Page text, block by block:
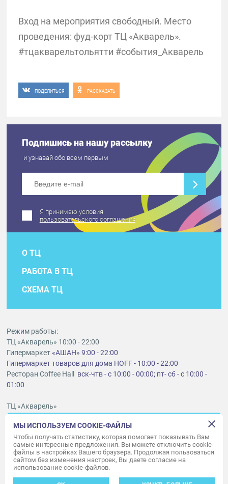
Вход на мероприятия свободный. Место
проведения: фуд-корт ТЦ «Акварель».
#тцакварельтольятти #события_Акварель
ПОДЕЛИТЬСЯ РАССКАЗАТЬ
Подпишись на нашу рассылку
и узнавай обо всем первым
Я принимаю условия
пользовательского соглашения
О ТЦ
РАБОТА В ТЦ
СХЕМА ТЦ
Режим работы:
ТЦ «Акварель» 10:00 - 22:00
Гипермаркет«АШАН» 9:00 - 22:00
Гипермаркет товаров для дома HOFF - 10:00 - 22:00
Ресторан Coffee Hall вск-чтв - с 10:00 - 00:00; пт- сб - с 10:00 -
01:00
ТЦ «Акварель»
lt@aquarelle-centre.ru
ООО «Акварель»
© «Акварель» 2010–2026. Все права защищены.
Дизайн концепция сайта —
Адаптивный дизайн и программирование —34 ВЕБ
МЫ ИСПОЛЬЗУЕМ COOKIE-ФАЙЛЫ
Чтобы получать статистику, которая помогает показывать Вам
самые интересные предложения. Вы можете отключить cookie-
файлы в настройках Вашего браузера. Продолжая пользоваться
сайтом без изменения настроек, Вы даете согласие на
использование cookie-файлов.